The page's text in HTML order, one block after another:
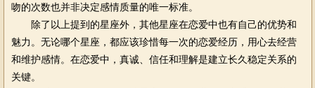
吻的次数也并非决定感情质量的唯一标准。
除了以上提到的星座外，其他星座在恋爱中也有自己的优势和
魅力。无论哪个星座，都应该珍惜每一次的恋爱经历，用心去经营
和维护感情。在恋爱中，真诚、信任和理解是建立长久稳定关系的
关键。